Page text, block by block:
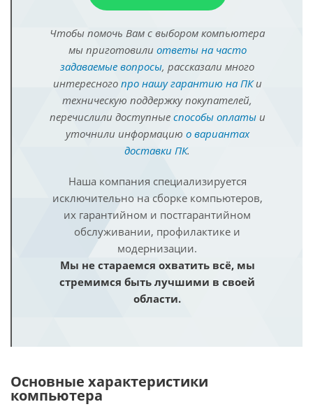
Чтобы помочь Вам с выбором компьютера
мы приготовили ответы на часто
задаваемые вопросы, рассказали много
интересного про нашу гарантию на ПКи
техническую поддержку покупателей,
перечислили доступные способы оплатыи
уточнили информацию о вариантах
доставки ПК.
Наша компания специализируется
исключительно на сборке компьютеров,
их гарантийном и постгарантийном
обслуживании, профилактике и
модернизации.
Мы не стараемся охватить всё, мы
стремимся быть лучшими в своей
области.
Основные характеристики
компьютера